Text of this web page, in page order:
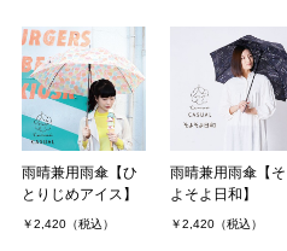
雨晴兼用雨傘【ひ
とりじめアイス】
￥2,420（税込）
雨晴兼用雨傘【そ
よそよ日和】
￥2,420（税込）